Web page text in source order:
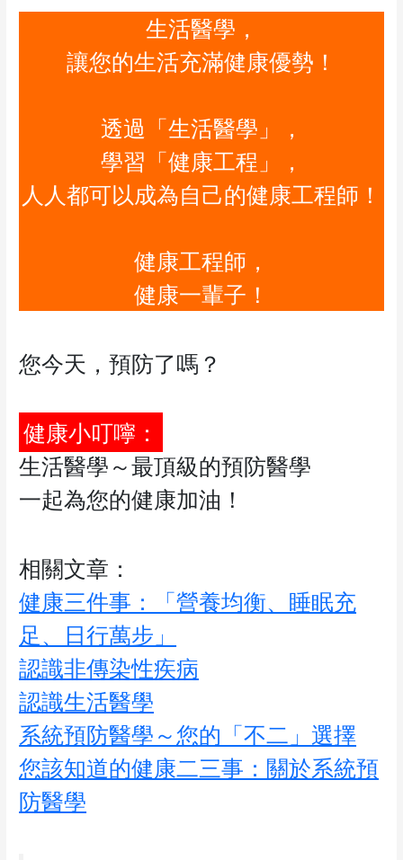
生活醫學，
讓您的生活充滿健康優勢！
透過「生活醫學」，
學習「健康工程」，
人人都可以成為自己的健康工程師！
健康工程師，
健康一輩子！
您今天，預防了嗎？
健康小叮嚀：
生活醫學～最頂級的預防醫學
一起為您的健康加油！
相關文章：
健康三件事：「營養均衡、睡眠充
足、日行萬步」
認識非傳染性疾病
認識生活醫學
系統預防醫學～您的「不二」選擇
您該知道的健康二三事：關於系統預
防醫學